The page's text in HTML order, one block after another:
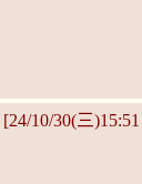
[24/10/30(三